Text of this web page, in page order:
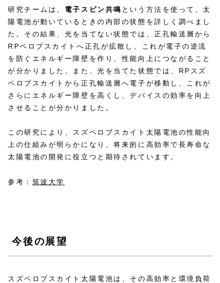
研究チームは、 電子スピン共鳴 という方法を使って、太
陽電池が動いているときの内部の状態を詳しく調べまし
た。​その結果、光を当てない状態では、正孔輸送層から
RPペロブスカイトへ正孔が拡散し、これが電子の逆流
を防ぐエネルギー障壁を作り、性能向上につながること
が分かりました。​また、光を当てた状態では、RPスズ
ペロブスカイトから正孔輸送層へ電子が移動し、これが
さらにエネルギー障壁を高くし、デバイスの効率を向上
させることが分かりました。​​
この研究により、スズペロブスカイト太陽電池の性能向
上の仕組みが明らかになり、将来的に高効率で長寿命な
太陽電池の開発に役立つと期待されています。
参考： 筑波大学
今後の展望
スズペロブスカイト太陽電池は、その高効率と環境負荷